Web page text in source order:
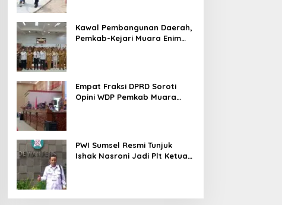
Kawal Pembangunan Daerah,
Pemkab-Kejari Muara Enim
Empat Fraksi DPRD Soroti
Opini WDP Pemkab Muara
PWI Sumsel Resmi Tunjuk
Ishak Nasroni Jadi Plt Ketua